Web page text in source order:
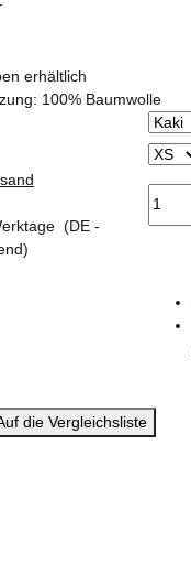
erhältlich
100% Baumwolle
(DE -
die Vergleichsliste